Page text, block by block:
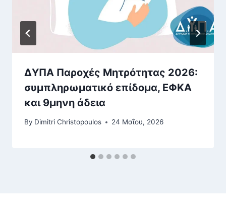
ΔΥΠΑ Παροχές Μητρότητας 2026:
συμπληρωματικό επίδομα, ΕΦΚΑ
και 9μηνη άδεια
By Dimitri Christopoulos 24 Μαΐου, 2026